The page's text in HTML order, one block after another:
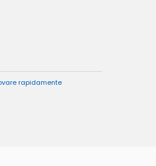
rapidamente